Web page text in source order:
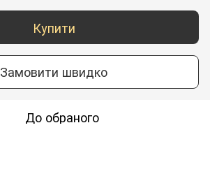
Купити
Замовити швидко
До обраного